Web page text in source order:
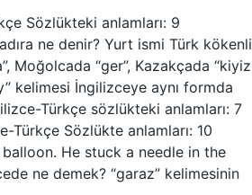
Sözlükteki anlamları: 9
ne denir? Yurt ismi Türk kökenli
Moğolcada “ger”, Kazakçada “kiyiz
kelimesi İngilizceye aynı formda
Türkçe sözlükteki anlamları: 7
Türkçe Sözlükte anlamları: 10
He stuck a needle in the
ne demek? “garaz” kelimesinin